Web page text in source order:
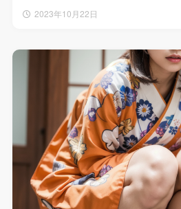
2023年10月22日